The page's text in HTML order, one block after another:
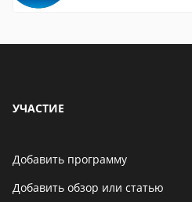
УЧАСТИЕ
Добавить программу
Добавить обзор или статью